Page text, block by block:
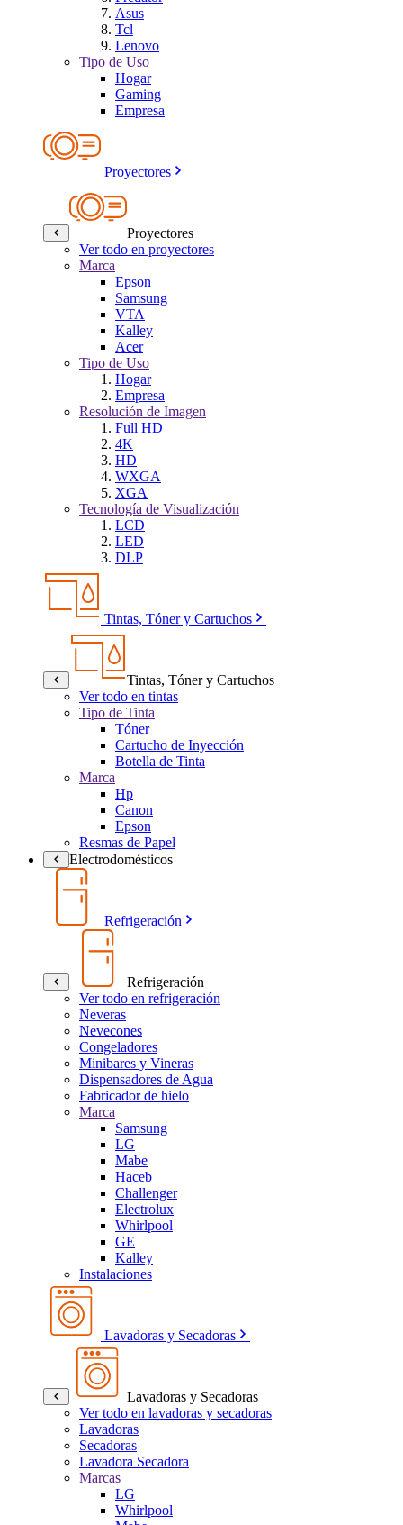
Asus
Tcl
Lenovo
Tipo de Uso
Hogar
Gaming
Empresa
Proyectores
Proyectores
Ver todo en proyectores
Marca
Epson
Samsung
VTA
Kalley
Acer
Tipo de Uso
Hogar
Empresa
Resolución de Imagen
Full HD
4K
HD
WXGA
XGA
Tecnología de Visualización
LCD
LED
DLP
Tintas, Tóner y Cartuchos
Tintas, Tóner y Cartuchos
Ver todo en tintas
Tipo de Tinta
Tóner
Cartucho de Inyección
Botella de Tinta
Marca
Hp
Canon
Epson
Resmas de Papel
Electrodomésticos
Refrigeración
Refrigeración
Ver todo en refrigeración
Neveras
Nevecones
Congeladores
Minibares y Vineras
Dispensadores de Agua
Fabricador de hielo
Marca
Samsung
LG
Mabe
Haceb
Challenger
Electrolux
Whirlpool
GE
Kalley
Instalaciones
Lavadoras y Secadoras
Lavadoras y Secadoras
Ver todo en lavadoras y secadoras
Lavadoras
Secadoras
Lavadora Secadora
Marcas
LG
Whirlpool